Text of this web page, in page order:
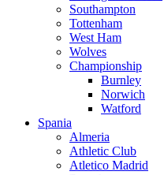
Southampton
Tottenham
West Ham
Wolves
Championship
Burnley
Norwich
Watford
Spania
Almeria
Athletic Club
Atletico Madrid